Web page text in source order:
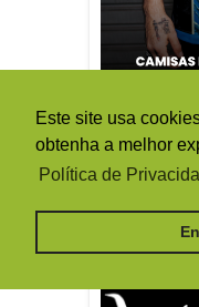
Este site usa
obtenha a melhor
Política de